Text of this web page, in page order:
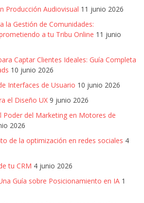
Producción Audiovisual 11 junio 2026
la Gestión de Comunidades:
a tu Tribu Online 11 junio
Captar Clientes Ideales: Guía Completa
10 junio 2026
Interfaces de Usuario 10 junio 2026
el Diseño UX 9 junio 2026
Poder del Marketing en Motores de
2026
de la optimización en redes sociales 4
tu CRM 4 junio 2026
Guía sobre Posicionamiento en IA 1